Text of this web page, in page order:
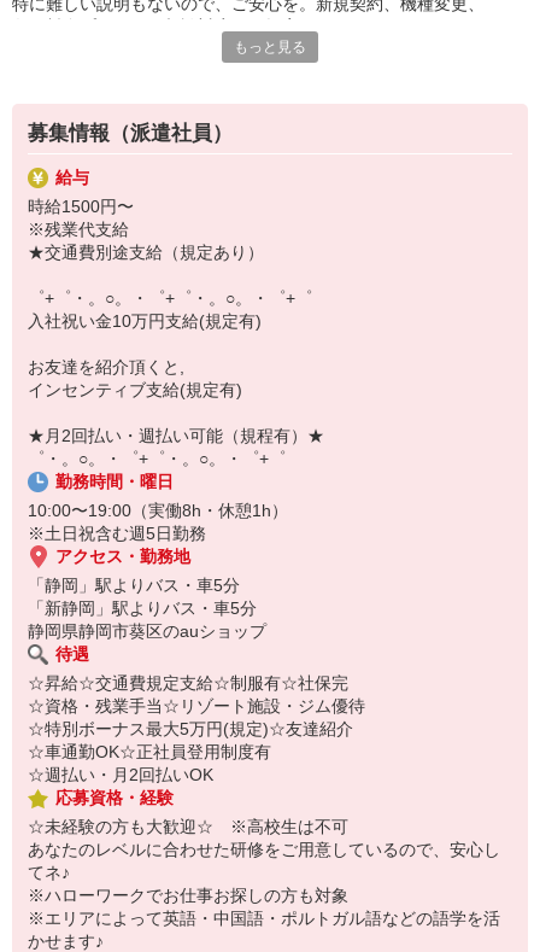
最新アプリ事情やお得なプラン、
スマホの裏ワザを学べるチャンス♪
￣￣￣￣￣￣￣￣￣￣￣
▼オフィスワーク
事務、経理、データ入力、コールセンター、受付
▼工場・製造・軽作業系
機械/食品製造・梱包・仕分け・加工・組立・検査
▼美容系
眉毛サロンのアイブロウ・ネイリスト・エステ
▼営業・販売
法人営業・アパレル販売・個別指導塾・人材紹介
▼人気案件も多数♪
短期・期間限定・オープニング・官公庁案件
上場/優良/大手企業など
【スマホ面接実施中】
￣￣￣￣￣￣￣￣￣
自宅に居ながらスマホでカンタン面接OK！
オンライン面談なのでスピード対応。
満足度◎
■携帯やインターネット販売業務
docomo(ドコモ)/au(エーユー)・KDDI/softbank(ソフトバンク)など
の大手キャリアから
ワイモバイル(Y!mobille)、楽天モバイル、UQなど格安スマホまで幅
広く紹介可能♪
もっと見る
募集情報（派遣社員）
給与
時給1500円〜
※残業代支給
★交通費別途支給（規定あり）
゜+゜・。○。・゜+゜・。○。・゜+゜
入社祝い金10万円支給(規定有)
お友達を紹介頂くと,
インセンティブ支給(規定有)
★月2回払い・週払い可能（規程有）★
゜・。○。・゜+゜・。○。・゜+゜
勤務時間・曜日
10:00〜19:00（実働8h・休憩1h）
※土日祝含む週5日勤務
アクセス・勤務地
「静岡」駅よりバス・車5分
「新静岡」駅よりバス・車5分
静岡県静岡市葵区のauショップ
待遇
☆昇給☆交通費規定支給☆制服有☆社保完
☆資格・残業手当☆リゾート施設・ジム優待
☆特別ボーナス最大5万円(規定)☆友達紹介
☆車通勤OK☆正社員登用制度有
☆週払い・月2回払いOK
応募資格・経験
☆未経験の方も大歓迎☆ ※高校生は不可
あなたのレベルに合わせた研修をご用意しているので、安心し
てネ♪
※ハローワークでお仕事お探しの方も対象
※エリアによって英語・中国語・ポルトガル語などの語学を活
かせます♪